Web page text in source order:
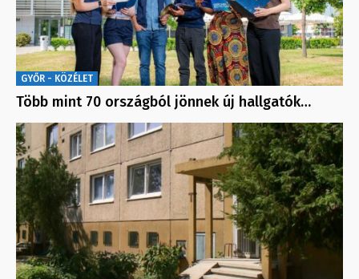
GYŐR - KÖZÉLET
Több mint 70 országból jönnek új hallgatók…